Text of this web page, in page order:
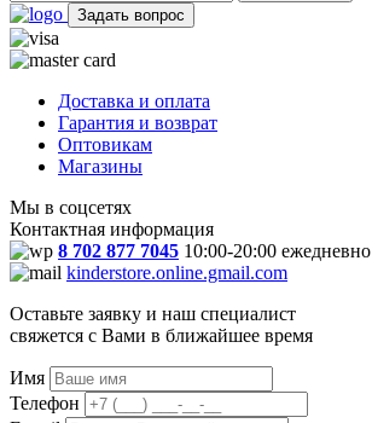
Задать вопрос
Доставка и оплата
Гарантия и возврат
Оптовикам
Магазины
Мы в соцсетях
Контактная информация
8 702 877 7045 10:00-20:00 ежедневно
kinderstore.online.gmail.com
Оставьте заявку и наш специалист
свяжется с Вами в ближайшее время
Имя
Телефон